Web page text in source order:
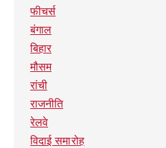
फीचर्स
बंगाल
बिहार
मौसम
रांची
राजनीति
रेलवे
विदाई समारोह